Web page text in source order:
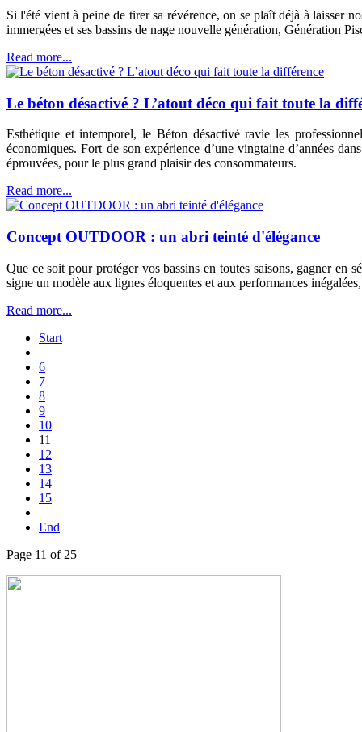
Si l'été vient à peine de tirer sa révérence, on se plaît déjà à laisser
immergées et ses bassins de nage nouvelle génération, Génération
Read more...
Le béton désactivé ? L’atout déco qui fait toute la
Esthétique et intemporel, le Béton désactivé ravie les
économiques. Fort de son expérience d’une vingtaine d’années
éprouvées, pour le plus grand plaisir des consommateurs.
Read more...
Concept OUTDOOR : un abri teinté d'élégance
Que ce soit pour protéger vos bassins en toutes saisons, gagner
signe un modèle aux lignes éloquentes et aux performances
Read more...
Start
6
7
8
9
10
11
12
13
14
15
End
Page 11 of 25